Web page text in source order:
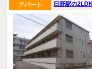
日野駅の
アパート